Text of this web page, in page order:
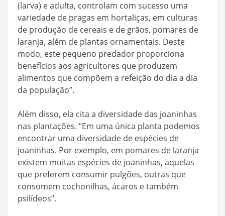
(larva) e adulta, controlam com sucesso uma
variedade de pragas em hortaliças, em culturas
de produção de cereais e de grãos, pomares de
laranja, além de plantas ornamentais. Deste
modo, este pequeno predador proporciona
benefícios aos agricultores que produzem
alimentos que compõem a refeição do dia a dia
da população”.
Além disso, ela cita a diversidade das joaninhas
nas plantações. “Em uma única planta podemos
encontrar uma diversidade de espécies de
joaninhas. Por exemplo, em pomares de laranja
existem muitas espécies de joaninhas, aquelas
que preferem consumir pulgões, outras que
consomem cochonilhas, ácaros e também
psilídeos”.